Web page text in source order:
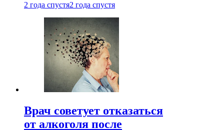
2 года спустя2 года спустя
Врач советует отказаться
от алкоголя после